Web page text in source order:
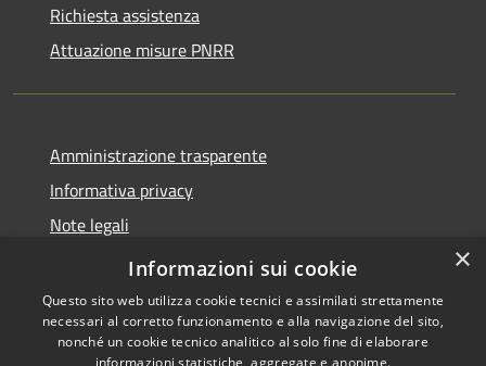
Richiesta assistenza
Attuazione misure PNRR
Amministrazione trasparente
Informativa privacy
Note legali
Dichiarazione di accessibilità
×
Informazioni sui cookie
Questo sito web utilizza cookie tecnici e assimilati strettamente
necessari al corretto funzionamento e alla navigazione del sito,
nonché un cookie tecnico analitico al solo fine di elaborare
informazioni statistiche, aggregate e anonime.